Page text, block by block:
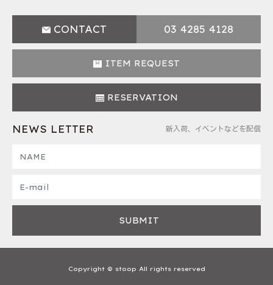
CONTACT 03 4285 4128
ITEM REQUEST
RESERVATION
NEWS LETTER 新入荷、イベントなどを配信
Copyright © stoop All rights reserved